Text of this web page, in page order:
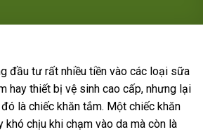
đầu tư rất nhiều tiền vào các loại sữa
hay thiết bị vệ sinh cao cấp, nhưng lại
là chiếc khăn tắm. Một chiếc khăn
khó chịu khi chạm vào da mà còn là